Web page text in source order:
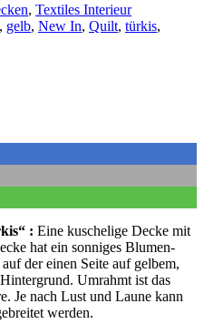
, Textiles Interieur
, gelb, New In, Quilt, türkis,
: Eine kuschelige Decke mit
hat ein sonniges Blumen-
der einen Seite auf gelbem,
Umrahmt ist das
Je nach Lust und Laune kann
werden.